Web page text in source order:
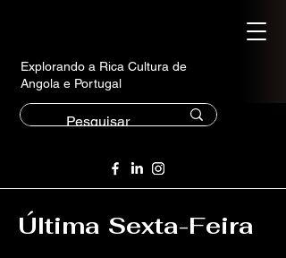
Explorando a Rica Cultura de
Angola e Portugal
Última Sexta-Feira